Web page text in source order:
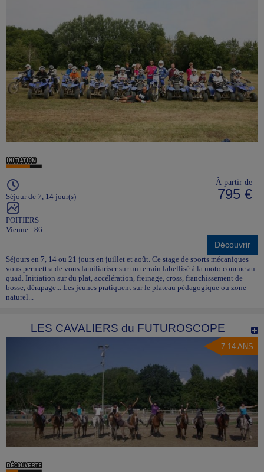
Séjour de 7, 14 jour(s)
POITIERS
Vienne - 86
À partir de
795 €
Découvrir
Séjours en 7, 14 ou 21 jours en juillet et août. Ce stage de sports mécaniques
vous permettra de vous familiariser sur un terrain labellisé à la moto comme au
quad. Initiation sur du plat, accélération, freinage, cross, franchissement de
bosse, dérapage... Les jeunes pratiquent sur le plateau pédagogique ou zone
naturel...
LES CAVALIERS du FUTUROSCOPE
7-14 ANS